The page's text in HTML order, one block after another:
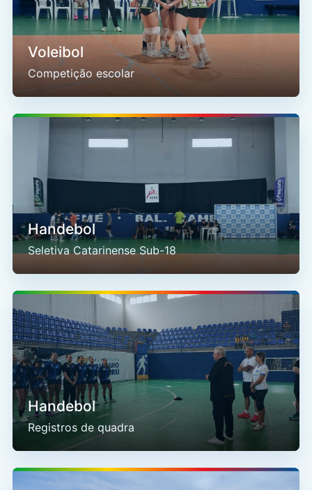
Voleibol
Competição escolar
Handebol
Seletiva Catarinense Sub-18
Handebol
Registros de quadra